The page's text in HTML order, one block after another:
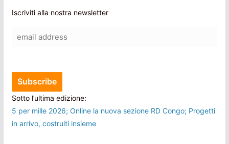
Iscriviti alla nostra newsletter
Sotto l’ultima edizione:
5 per mille 2026; Online la nuova sezione RD Congo; Progetti
in arrivo, costruiti insieme